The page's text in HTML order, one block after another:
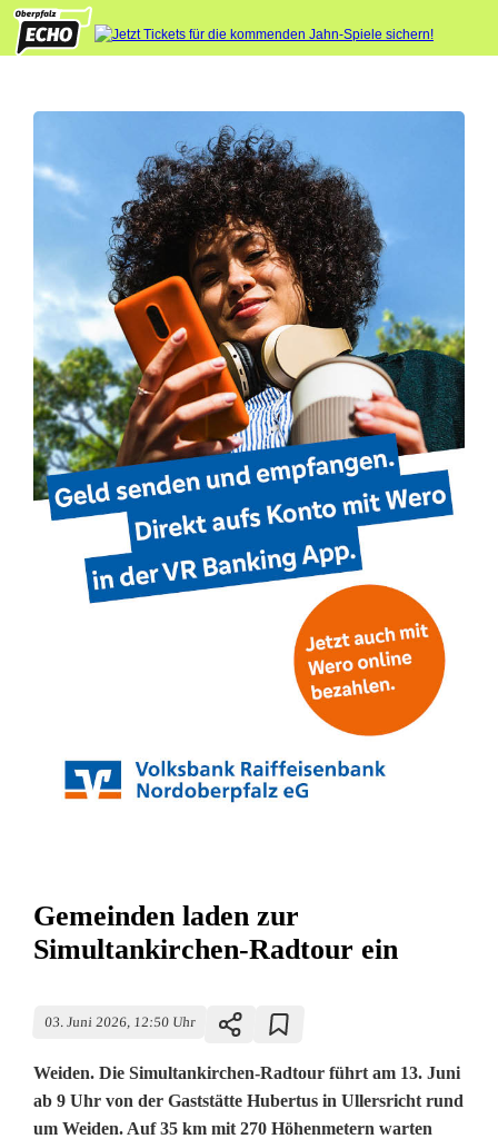
Gemeinden laden zur
Simultankirchen-Radtour ein
03. Juni 2026, 12:50 Uhr
Weiden. Die Simultankirchen-Radtour führt am 13. Juni
ab 9 Uhr von der Gaststätte Hubertus in Ullersricht rund
um Weiden. Auf 35 km mit 270 Höhenmetern warten